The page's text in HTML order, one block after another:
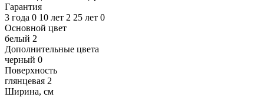
Гарантия
3 года 0 10 лет 2 25 лет 0
Основной цвет
белый 2
Дополнительные цвета
черный 0
Поверхность
глянцевая 2
Ширина, см